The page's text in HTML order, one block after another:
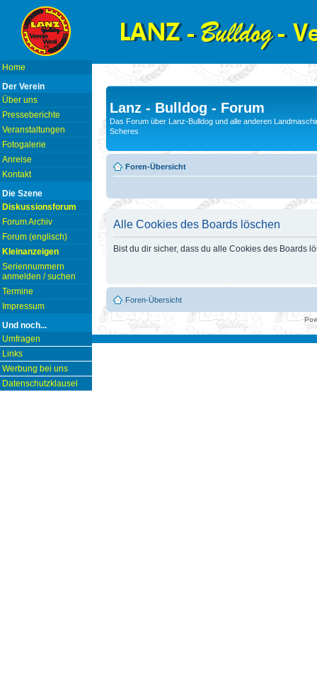
Home
Der Verein
Über uns
Presseberichte
Veranstaltungen
Fotogalerie
Anreise
Kontakt
Die Szene
Diskussionsforum
Forum Archiv
Forum (englisch)
Kleinanzeigen
Seriennummern
anmelden / suchen
Termine
Impressum
Und noch...
Umfragen
Links
Werbung bei uns
Datenschutzklausel
Lanz - Bulldog - Forum
Das Forum über Lanz-Bulldog und alle anderen
Scheres
Foren-Übersicht
Alle Cookies des Boards löschen
Bist du dir sicher, dass du alle Cookies des Boards
Foren-Übersicht